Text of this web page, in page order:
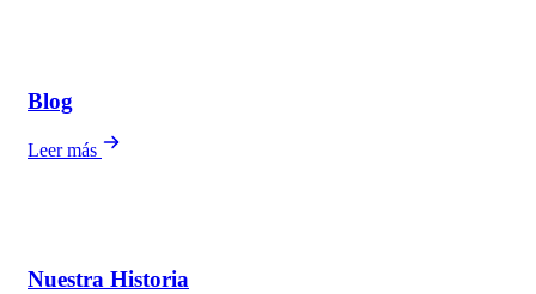
Blog
Leer más
Nuestra Historia